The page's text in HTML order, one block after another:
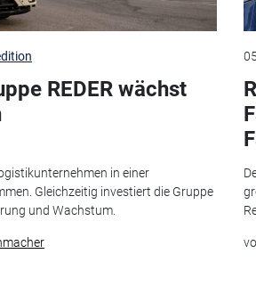
REDER wächst
in einer
Gleichzeitig investiert die Gruppe
und Wachstum.